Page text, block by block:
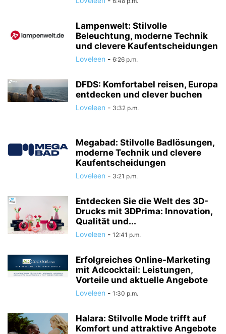
Lampenwelt: Stilvolle
Beleuchtung, moderne Technik
und clevere Kaufentscheidungen
Loveleen - 6:26 p.m.
DFDS: Komfortabel reisen, Europa
entdecken und clever buchen
Loveleen - 3:32 p.m.
Megabad: Stilvolle Badlösungen,
moderne Technik und clevere
Kaufentscheidungen
Loveleen - 3:21 p.m.
Entdecken Sie die Welt des 3D-
Drucks mit 3DPrima: Innovation,
Qualität und...
Loveleen - 12:41 p.m.
Erfolgreiches Online-Marketing
mit Adcocktail: Leistungen,
Vorteile und aktuelle Angebote
Loveleen - 1:30 p.m.
Halara: Stilvolle Mode trifft auf
Komfort und attraktive Angebote